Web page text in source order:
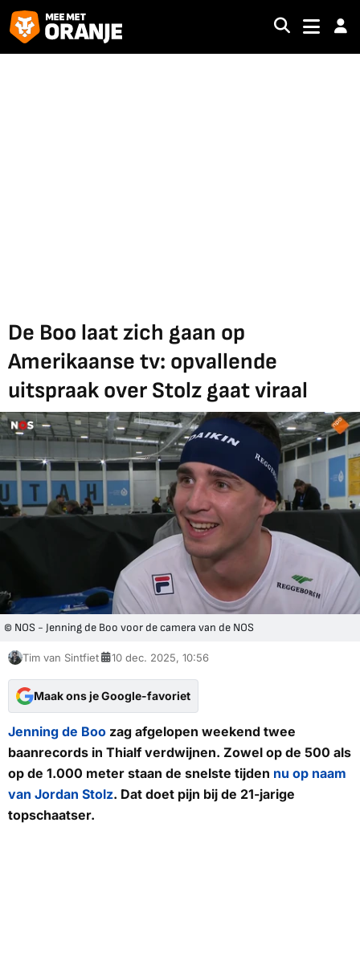
De Boo laat zich gaan op
Amerikaanse tv: opvallende
uitspraak over Stolz gaat viraal
© NOS - Jenning de Boo voor de camera van de NOS
Tim van Sintfiet 10 dec. 2025, 10:56
Maak ons je Google-favoriet
Jenning de Boo zag afgelopen weekend twee
baanrecords in Thialf verdwijnen. Zowel op de 500 als
op de 1.000 meter staan de snelste tijden nu op naam
van Jordan Stolz. Dat doet pijn bij de 21-jarige
topschaatser.